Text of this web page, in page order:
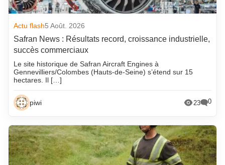
Actu flash5 Août. 2026
Safran News : Résultats record, croissance industrielle,
succès commerciaux
Le site historique de Safran Aircraft Engines à
Gennevilliers/Colombes (Hauts-de-Seine) s’étend sur 15
hectares. Il […]
piwi 23 0